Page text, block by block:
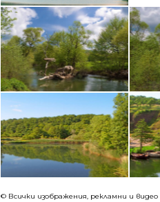
© Всички изображения, рекламни и